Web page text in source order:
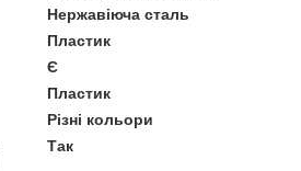
Нержавіюча сталь
Пластик
Є
Пластик
Різні кольори
Так